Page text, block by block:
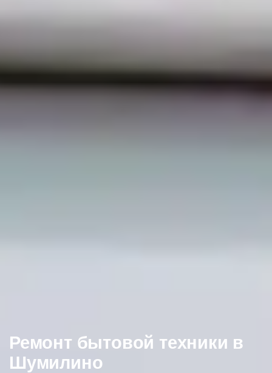
Ремонт бытовой техники в
Шумилино